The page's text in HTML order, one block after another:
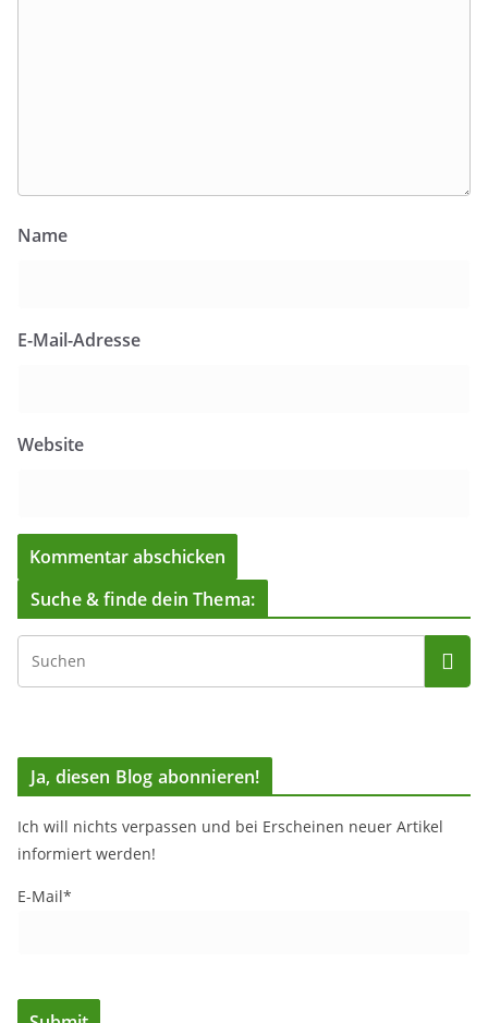
Name
E-Mail-Adresse
Website
Suche & finde dein Thema:
Ja, diesen Blog abonnieren!
Ich will nichts verpassen und bei Erscheinen neuer Artikel
informiert werden!
E-Mail*